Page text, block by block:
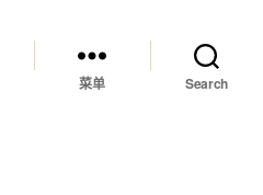
菜单 Search